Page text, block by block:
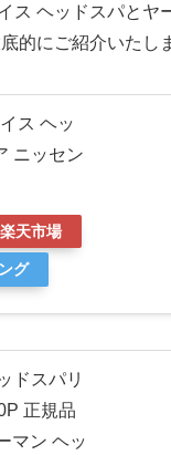
ス ヘッドスパとヤ
的にご紹介いたし
ス ヘッ
ニッセン
楽天市場
グ
ドスパリ
正規品
マン ヘッ